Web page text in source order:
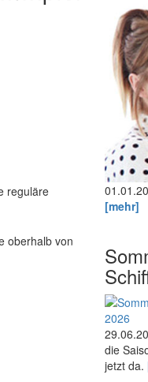
reguläre
oberhalb von
[mehr]
die
jetzt da.